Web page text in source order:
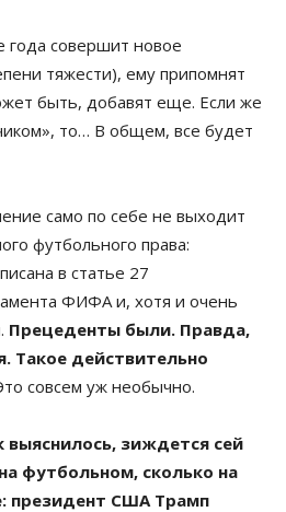
года совершит новое
тяжести), ему припомнят
быть, добавят еще. Если же
то… В общем, все будет
само по себе не выходит
футбольного права:
в статье 27
ФИФА и, хотя и очень
Прецеденты были. Правда,
Такое действительно
совсем уж необычно.
выяснилось, зиждется сей
футбольном, сколько на
президент США Трамп